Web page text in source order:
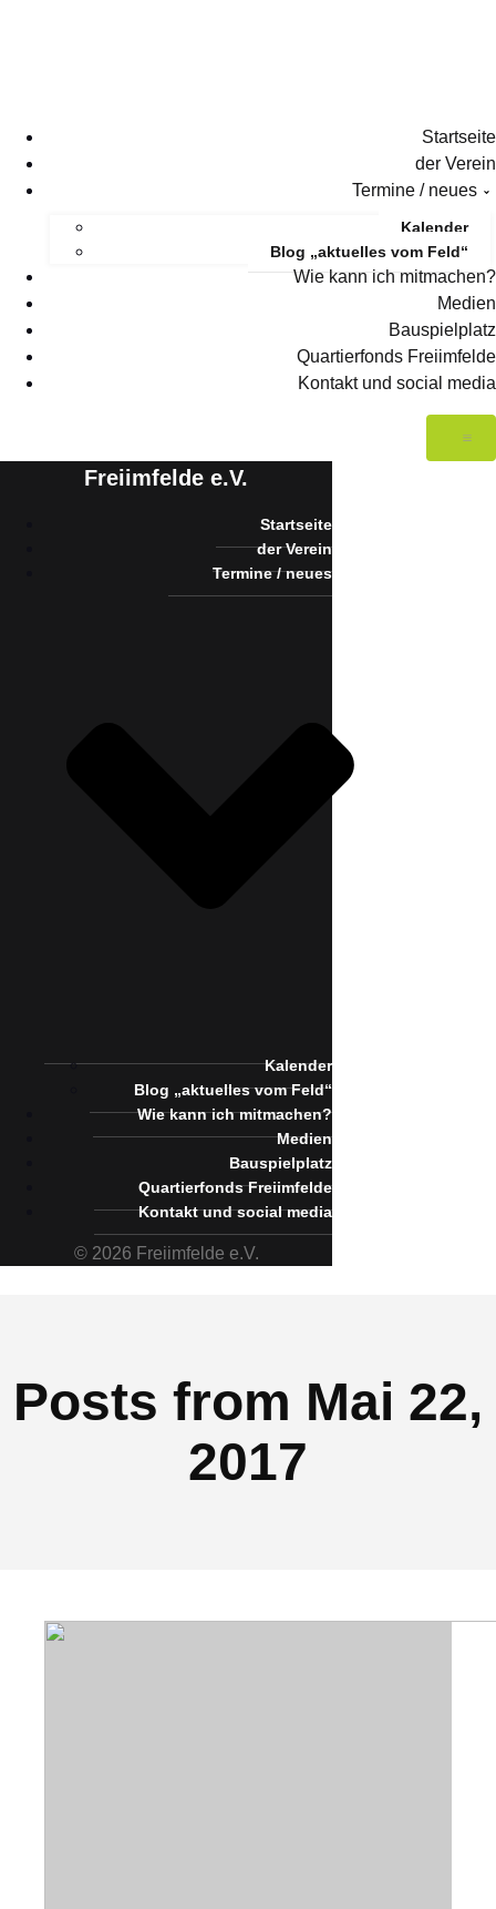
Startseite
der Verein
Termine / neues
Kalender
Blog „aktuelles vom Feld“
Wie kann ich mitmachen?
Medien
Bauspielplatz
Quartierfonds Freiimfelde
Kontakt und social media
Freiimfelde e.V.
Startseite
der Verein
Termine / neues
Kalender
Blog „aktuelles vom Feld“
Wie kann ich mitmachen?
Medien
Bauspielplatz
Quartierfonds Freiimfelde
Kontakt und social media
© 2026 Freiimfelde e.V.
Posts from Mai 22,
2017